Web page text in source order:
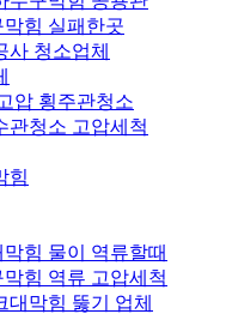
힘 실패한곳
사 청소업체
압 횡주관청소
관청소 고압세척
힘
힘 물이 역류할때
힘 역류 고압세척
막힘 뚫기 업체